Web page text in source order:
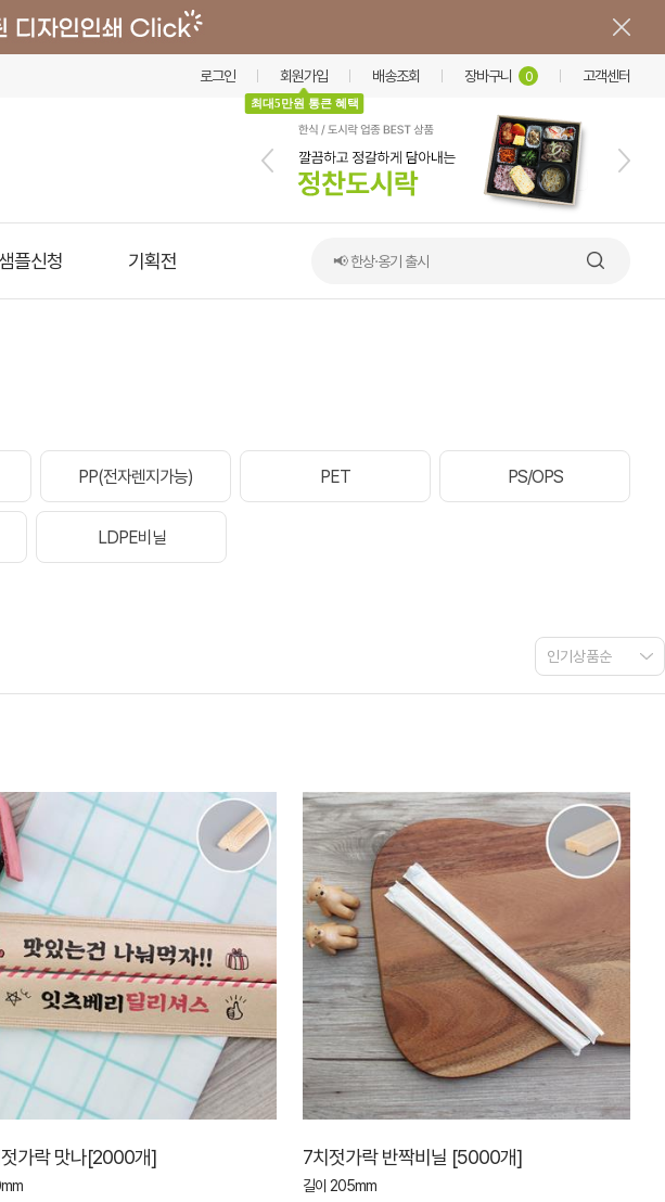
로그인 회원가입
최대5만원 통큰 혜택
배송조회 장바구니 0 고객센터
샘플신청 기획전 📢 한상·옹기 출시
PP(전자렌지가능) PET PS/OPS
LDPE비닐
가락 맛나[2000개] 7치젓가락 반짝비닐 [5000개]
길이 205mm